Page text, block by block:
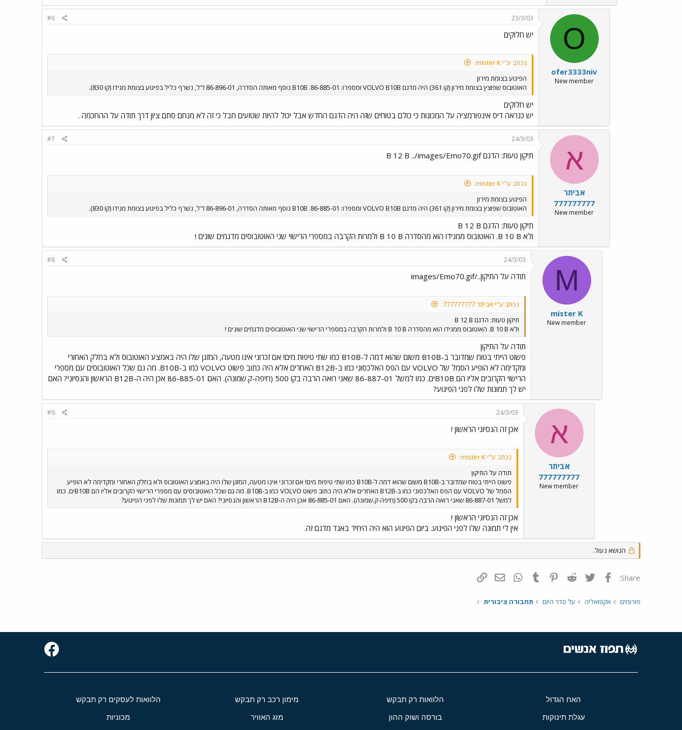
O
ofer3333niv
New member
23/3/03
#6
יש חלוקים
נכתב ע"י mister K:
הפיגוע בצומת מירון
האוטובוס שפוצץ בצומת מירון (קו 361) היה מדגם VOLVO B10B ומספרו: 86-885-01. B10B נוסף מאותה הסדרה, 86-896-01 ז"ל, נשרף כליל בפיגוע בצומת מגידו (קו 830).
יש חלוקים
יש כנראה דיס אינפורמציה על המכונות כי כולם בטוחים שזה היה הדגם החדש אבל יכול להיות שטועים חבל כי זה לא מנחם סתם ציון דרך תודה על ההחכמה .
א
אביתר
777777777
New member
24/3/03
#7
תיקון טעות: הדגם B 12 B ../images/Emo70.gif
נכתב ע"י mister K:
הפיגוע בצומת מירון
האוטובוס שפוצץ בצומת מירון (קו 361) היה מדגם VOLVO B10B ומספרו: 86-885-01. B10B נוסף מאותה הסדרה, 86-896-01 ז"ל, נשרף כליל בפיגוע בצומת מגידו (קו 830).
תיקון טעות: הדגם B 12 B
ולא B 10 B. האוטובוס ממגידו הוא מהסדרה B 10 B ולמרות הקרבה במספרי הרישוי שני האוטובוסים מדגמים שונים !
M
mister K
New member
24/3/03
#8
תודה על התיקון../images/Emo70.gif
נכתב ע"י אביתר 777777777:
תיקון טעות: הדגם B 12 B
ולא B 10 B. האוטובוס ממגידו הוא מהסדרה B 10 B ולמרות הקרבה במספרי הרישוי שני האוטובוסים מדגמים שונים !
תודה על התיקון
פשוט הייתי בטוח שמדובר ב-B10B משום שהוא דמה ל-B10B כמו שתי טיפות מים! אם זכרוני אינו מטעה, המזגן שלו היה באמצע האוטובוס ולא בחלק האחורי
ומקדימה לא הופיע הסמל של VOLVO עם הפס האלכסוני כמו ב-B12B האחרים אלא היה כתוב פשוט VOLVO כמו ב-B10B. מה גם שכל האוטובוסים עם מספרי
הרישוי הקרובים אליו הם B10Bים. כמו למשל 86-887-01 שאני רואה הרבה בקו 500 (חיפה-ק.שמונה). האם 86-885-01 אכן היה ה-B12B הראשון והנסיוני? האם
יש לך תמונות שלו לפני הפיגוע?
א
אביתר
777777777
New member
24/3/03
#9
אכן זה הנסיוני הראשון !
נכתב ע"י mister K:
תודה על התיקון
פשוט הייתי בטוח שמדובר ב-B10B משום שהוא דמה ל-B10B כמו שתי טיפות מים! אם זכרוני אינו מטעה, המזגן שלו היה באמצע האוטובוס ולא בחלק האחורי ומקדימה לא הופיע
הסמל של VOLVO עם הפס האלכסוני כמו ב-B12B האחרים אלא היה כתוב פשוט VOLVO כמו ב-B10B. מה גם שכל האוטובוסים עם מספרי הרישוי הקרובים אליו הם B10Bים. כמו
למשל 86-887-01 שאני רואה הרבה בקו 500 (חיפה-ק.שמונה). האם 86-885-01 אכן היה ה-B12B הראשון והנסיוני? האם יש לך תמונות שלו לפני הפיגוע?
אכן זה הנסיוני הראשון !
אין לי תמונה שלו לפני הפיגוע. ביום הפיגוע הוא היה היחיד באגד מדגם זה.
הנושא נעול.
Share: פייסבוק Twitter
Reddit
Pinterest
Tumblr
WhatsAppדואר אלקטרוני
פורומים אקטואליה על סדר היום תחבורה ציבורית
האח הגדול הלוואות רק תבקש מימון רכב רק תבקש הלוואות לעסקים רק תבקש
עגלת תינוקות בורסה ושוק ההון מזג האוויר מכוניות